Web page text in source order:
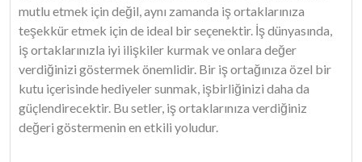
mutlu etmek için değil, aynı zamanda iş ortaklarınıza
teşekkür etmek için de ideal bir seçenektir. İş dünyasında,
iş ortaklarınızla iyi ilişkiler kurmak ve onlara değer
verdiğinizi göstermek önemlidir. Bir iş ortağınıza özel bir
kutu içerisinde hediyeler sunmak, işbirliğinizi daha da
güçlendirecektir. Bu setler, iş ortaklarınıza verdiğiniz
değeri göstermenin en etkili yoludur.